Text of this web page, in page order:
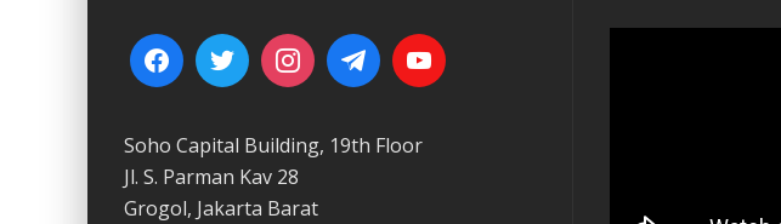
Soho Capital Building, 19th Floor
Jl. S. Parman Kav 28
Grogol, Jakarta Barat